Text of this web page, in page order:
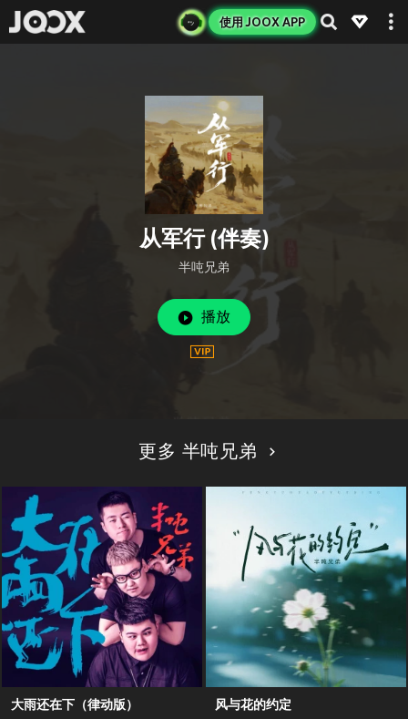
使用 JOOX APP
从军行 (伴奏)
半吨兄弟
播放
更多 半吨兄弟
大雨还在下（律动版） 风与花的约定